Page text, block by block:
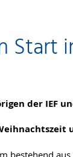
der IEF
bestehend